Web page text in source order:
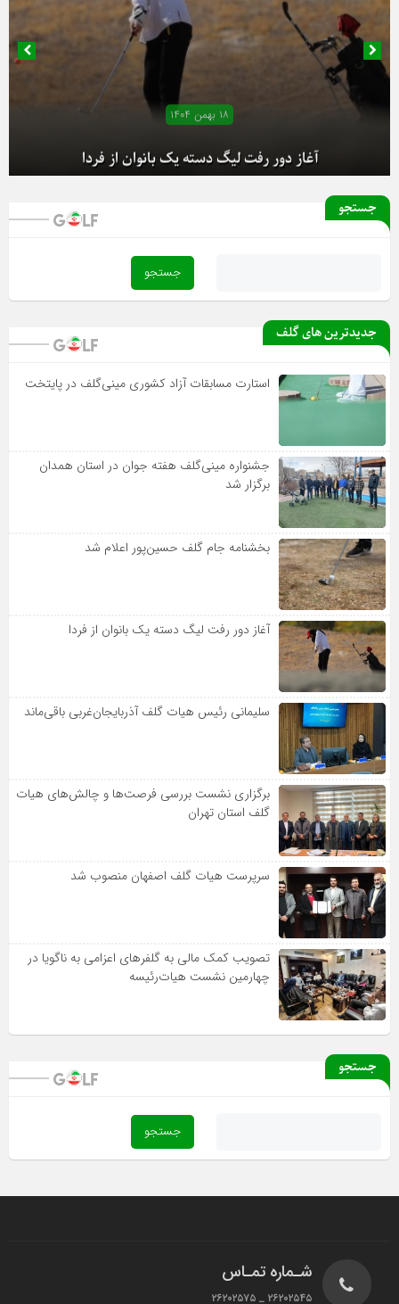
۱۸ بهمن ۱۴۰۴
آغاز دور رفت لیگ دسته یک بانوان از فردا
جستجو
جدیدترین های گلف
استارت مسابقات آزاد کشوری مینی‌گلف در پایتخت
جشنواره مینی‌گلف هفته جوان در استان همدان
برگزار شد
بخشنامه جام گلف حسین‌پور اعلام شد
آغاز دور رفت لیگ دسته یک بانوان از فردا
سلیمانی رئیس هیات گلف آذربایجان‌غربی باقی‌ماند
برگزاری نشست بررسی فرصت‌ها و چالش‌های هیات
گلف استان تهران
سرپرست هیات گلف اصفهان منصوب شد
تصویب کمک مالی به گلفرهای اعزامی به ناگویا در
چهارمین نشست هیات‌رئیسه
جستجو
شـماره تمـاس
۲۶۲۰۲۵۴۵ _ ۲۶۲۰۲۵۷۵